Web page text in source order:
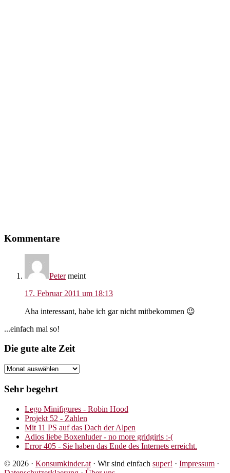
Interaktionen
Kommentare
Peter meint
17. Februar 2011 um 18:13
Aha interessant, habe ich gar nicht mitbekommen 😉
Seitenspalte
...einfach mal so!
Footer
Die gute alte Zeit
Die
alte
Sehr begehrt
Lego Minifigures - Robin Hood
Projekt 52 - Zahlen
Mit 11 PS auf das Dach der Alpen
Adios liebe Boxenluder - no more gridgirls :-(
Error 405 - Sie haben das Ende des Internets erreicht.
© 2026 · Konsumkinder.at · Wir sind einfach super! · Impressum ·